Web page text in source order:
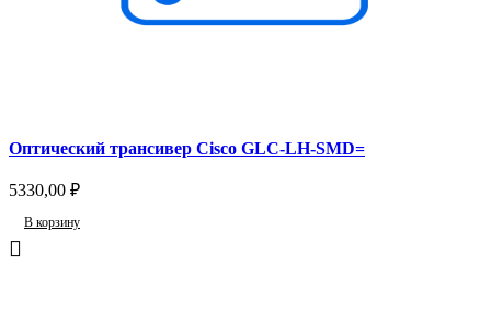
Оптический трансивер Cisco GLC-LH-SMD=
5330,00 ₽
В корзину